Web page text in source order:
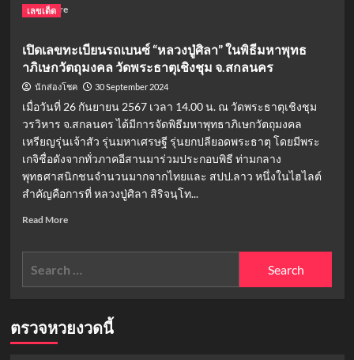
Read MoreRead
เลข
เด็ด
หลวง
ศิลา-
หลวง
พ่อ
รวย
พร้อม
โซ
16
เลขเด็ด
เปิดเลขทะเบียนรถเบนซ์ “หลวงปู่ศิลา” ในพิธีมหาพุทธ
าภิเษกวัตถุมงคล วัดพระธาตุเชิงชุม จ.สกลนคร
นักส่องโชค 30 September 2024
เมื่อวันที่ 26 กันยายน 2567 เวลา 14.00 น. ณ วัดพระธาตุเชิงชุม
วรวิหาร จ.สกลนคร ได้มีการจัดพิธีมหาพุทธาภิเษกวัตถุมงคล
เหรียญรุ่นเจ้าสัว รุ่นมหาเศรษฐี รุ่นยกปลียอดพระธาตุ โดยมีพระ
เกจิชื่อดังจากทั่วภาคอีสานมาร่วมประกอบพิธี ท่ามกลาง
พุทธศาสนิกชนจำนวนมากจากไทยและ สปป.ลาว หนึ่งในไฮไลต์
สำคัญคือการที่ หลวงปู่ศิลา สิริจนฺโท...
Read MoreRead
เลข
เบนซ์
“หลวง
ตรวจหวยงวดนี้